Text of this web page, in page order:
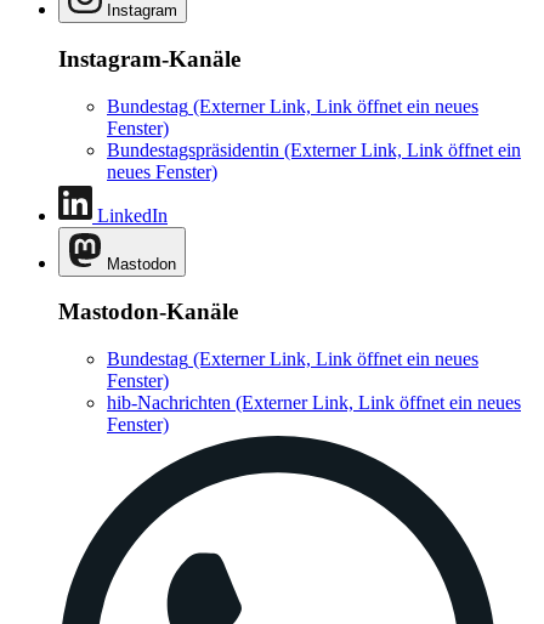
Instagram
Instagram-Kanäle
Bundestag (Externer Link, Link öffnet ein neues
Fenster)
Bundestagspräsidentin (Externer Link, Link öffnet ein
neues Fenster)
LinkedIn
Mastodon
Mastodon-Kanäle
Bundestag (Externer Link, Link öffnet ein neues
Fenster)
hib-Nachrichten (Externer Link, Link öffnet ein neues
Fenster)